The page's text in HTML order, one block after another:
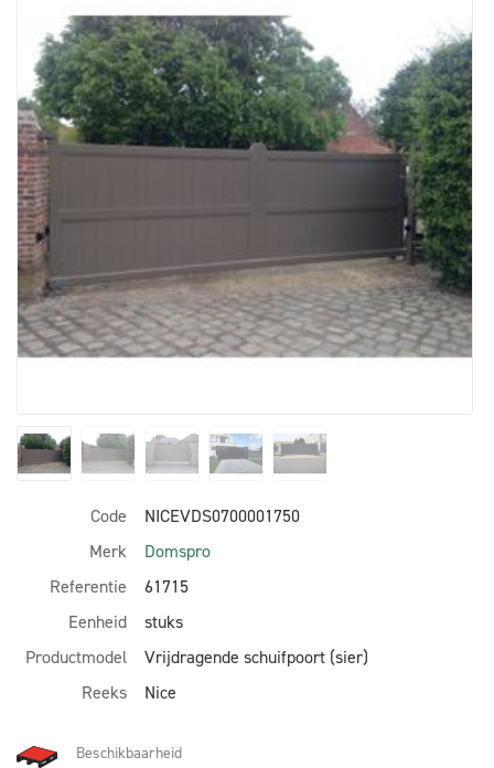
Code
NICEVDS0700001750
Merk
Domspro
Referentie
61715
Eenheid
stuks
Productmodel
Vrijdragende schuifpoort (sier)
Reeks
Nice
Beschikbaarheid